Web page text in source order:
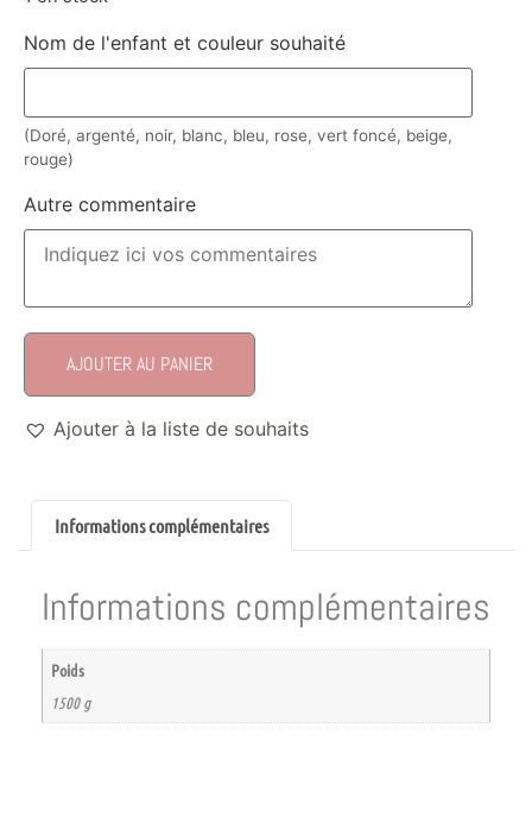
Nom de l'enfant et couleur souhaité
(Doré, argenté, noir, blanc, bleu, rose, vert foncé, beige,
rouge)
Autre commentaire
AJOUTER AU PANIER
Ajouter à la liste de souhaits
Informations complémentaires
Informations complémentaires
Poids
1500 g